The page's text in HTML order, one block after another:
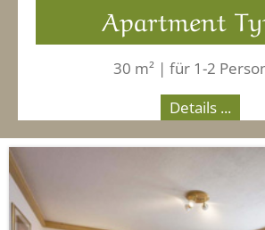
Apartment
30 m² | für 1-2
Details ...